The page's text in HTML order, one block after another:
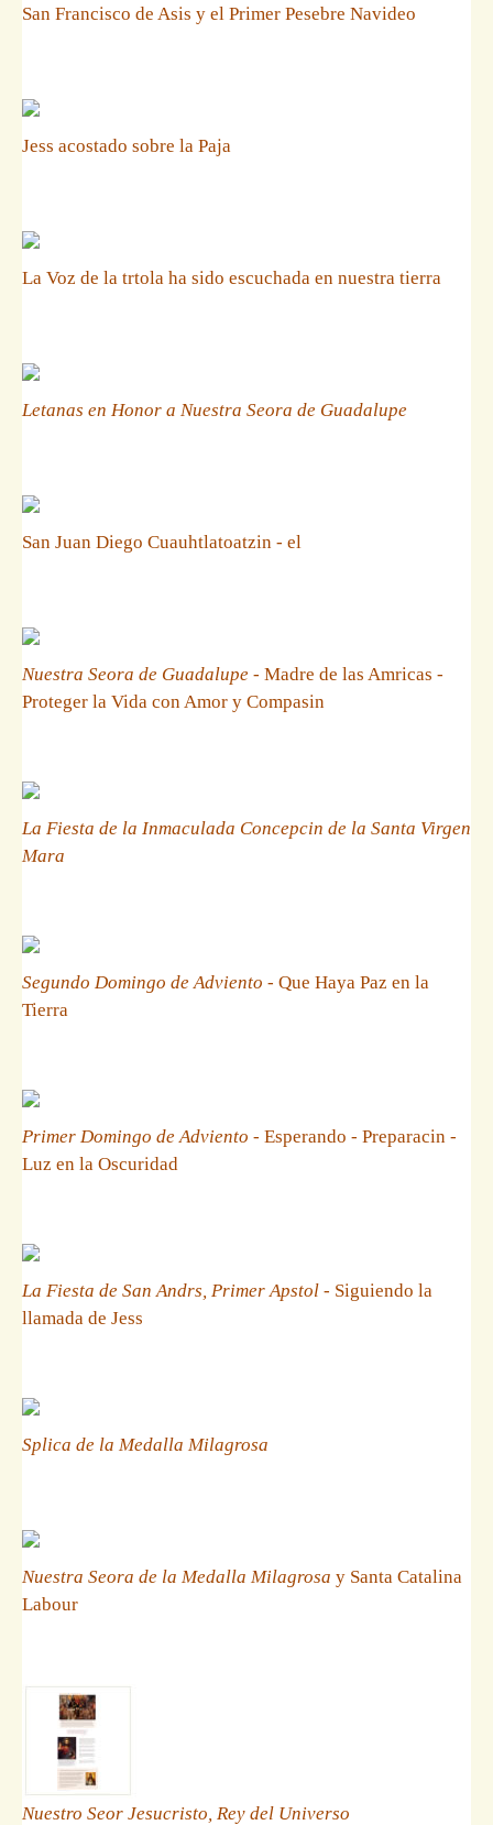
San Francisco de Asis y el Primer Pesebre Navideo
Jess acostado sobre la Paja
La Voz de la trtola ha sido escuchada en nuestra tierra
Letanas en Honor a Nuestra Seora de Guadalupe
San Juan Diego Cuauhtlatoatzin - el
Nuestra Seora de Guadalupe - Madre de las Amricas -
Proteger la Vida con Amor y Compasin
La Fiesta de la Inmaculada Concepcin de la Santa Virgen
Mara
Segundo Domingo de Adviento - Que Haya Paz en la
Tierra
Primer Domingo de Adviento - Esperando - Preparacin -
Luz en la Oscuridad
La Fiesta de San Andrs, Primer Apstol - Siguiendo la
llamada de Jess
Splica de la Medalla Milagrosa
Nuestra Seora de la Medalla Milagrosa y Santa Catalina
Labour
Nuestro Seor Jesucristo, Rey del Universo